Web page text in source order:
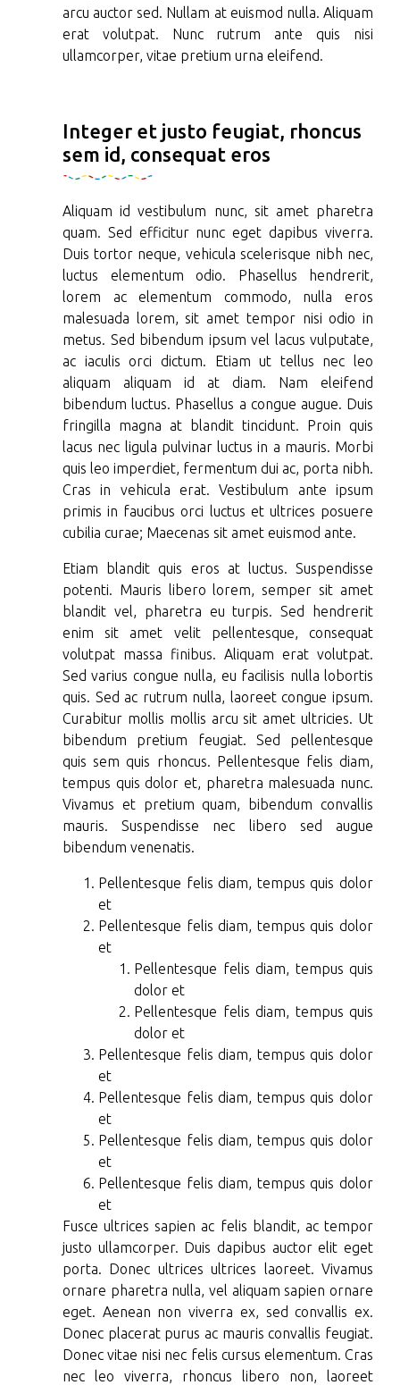
arcu auctor sed. Nullam at euismod nulla. Aliquam
erat volutpat. Nunc rutrum ante quis nisi
ullamcorper, vitae pretium urna eleifend.
Integer et justo feugiat, rhoncus
sem id, consequat eros
Aliquam id vestibulum nunc, sit amet pharetra
quam. Sed efficitur nunc eget dapibus viverra.
Duis tortor neque, vehicula scelerisque nibh nec,
luctus elementum odio. Phasellus hendrerit,
lorem ac elementum commodo, nulla eros
malesuada lorem, sit amet tempor nisi odio in
metus. Sed bibendum ipsum vel lacus vulputate,
ac iaculis orci dictum. Etiam ut tellus nec leo
aliquam aliquam id at diam. Nam eleifend
bibendum luctus. Phasellus a congue augue. Duis
fringilla magna at blandit tincidunt. Proin quis
lacus nec ligula pulvinar luctus in a mauris. Morbi
quis leo imperdiet, fermentum dui ac, porta nibh.
Cras in vehicula erat. Vestibulum ante ipsum
primis in faucibus orci luctus et ultrices posuere
cubilia curae; Maecenas sit amet euismod ante.
Etiam blandit quis eros at luctus. Suspendisse
potenti. Mauris libero lorem, semper sit amet
blandit vel, pharetra eu turpis. Sed hendrerit
enim sit amet velit pellentesque, consequat
volutpat massa finibus. Aliquam erat volutpat.
Sed varius congue nulla, eu facilisis nulla lobortis
quis. Sed ac rutrum nulla, laoreet congue ipsum.
Curabitur mollis mollis arcu sit amet ultricies. Ut
bibendum pretium feugiat. Sed pellentesque
quis sem quis rhoncus. Pellentesque felis diam,
tempus quis dolor et, pharetra malesuada nunc.
Vivamus et pretium quam, bibendum convallis
mauris. Suspendisse nec libero sed augue
bibendum venenatis.
Pellentesque felis diam, tempus quis dolor
et
Pellentesque felis diam, tempus quis dolor
et
Pellentesque felis diam, tempus quis
dolor et
Pellentesque felis diam, tempus quis
dolor et
Pellentesque felis diam, tempus quis dolor
et
Pellentesque felis diam, tempus quis dolor
et
Pellentesque felis diam, tempus quis dolor
et
Pellentesque felis diam, tempus quis dolor
et
Fusce ultrices sapien ac felis blandit, ac tempor
justo ullamcorper. Duis dapibus auctor elit eget
porta. Donec ultrices ultrices laoreet. Vivamus
ornare pharetra nulla, vel aliquam sapien ornare
eget. Aenean non viverra ex, sed convallis ex.
Donec placerat purus ac mauris convallis feugiat.
Donec vitae nisi nec felis cursus elementum. Cras
nec leo viverra, rhoncus libero non, laoreet